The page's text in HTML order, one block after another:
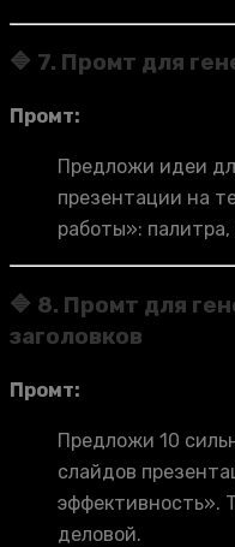
🔷 7. Промт для
Промт:
Предложи идеи
презентации на
работы»:
🔷 8. Промт для
заголовков
Промт:
Предложи 10
слайдов
эффективность».
деловой.